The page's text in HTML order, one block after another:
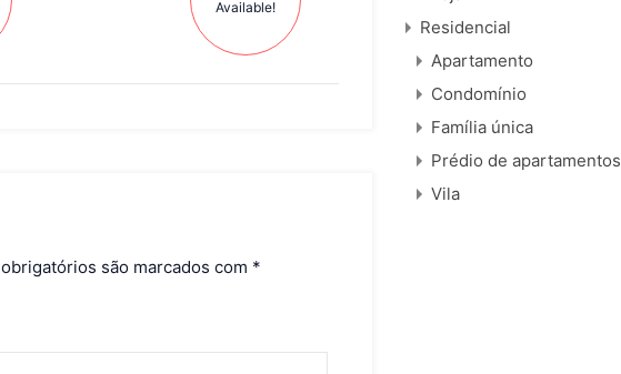
Available!
são marcados com *
Residencial
Apartamento
Condomínio
Família única
Prédio de apartamentos
Vila